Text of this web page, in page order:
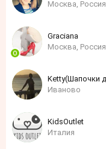
Москва, Россия
Grаciаnа
Москва, Россия
Иваново
KidsOutlet
Италия